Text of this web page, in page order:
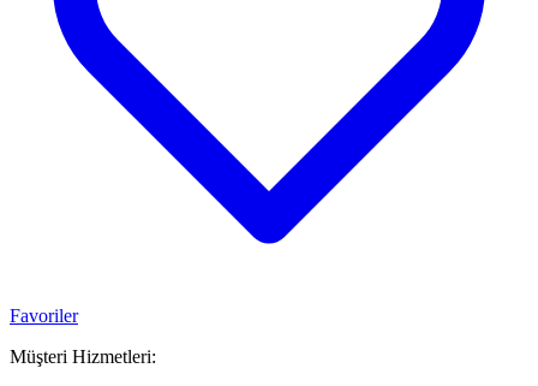
Favoriler
Müşteri Hizmetleri: